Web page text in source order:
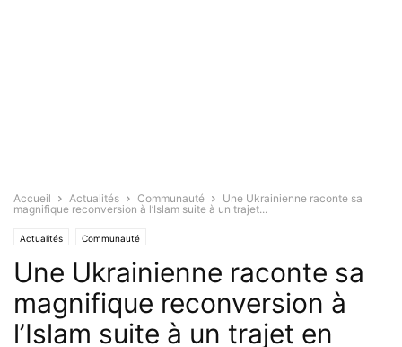
Accueil Actualités Communauté
Une Ukrainienne raconte sa
magnifique reconversion à l’Islam suite à un trajet...
Actualités Communauté
Une Ukrainienne raconte sa
magnifique reconversion à
l’Islam suite à un trajet en